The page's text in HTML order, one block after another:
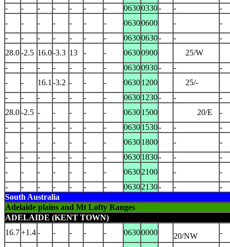
-
- - - - - - 06300330- -
-
-
- - - - - - 06300600 -
-
-
- - - - - - 06300630- -
-
28.0-2.5 16.0-3.3 13 - - 06300900
25/W
-
- - - - - - 06300930- -
-
-
- 16.1 -3.2 - - - 06301200
25/-
-
- - - - - - 06301230- -
-
28.0-2.5 - - - - - 06301500 20/E
-
-
- - - - - - 06301530- -
-
-
- - - - - - 06301800 -
-
-
- - - - - - 06301830- -
-
-
- - - - - - 06302100 -
-
-
- - - - - - 06302130- -
-
South Australia
Adelaide plains and Mt Lofty Ranges
ADELAIDE (KENT TOWN)
16.7+1.4- - - - - 06300000 20/NW -